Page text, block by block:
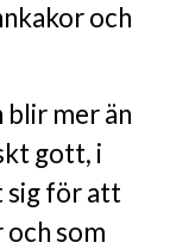
och
blir mer än
gott, i
sig för att
och som